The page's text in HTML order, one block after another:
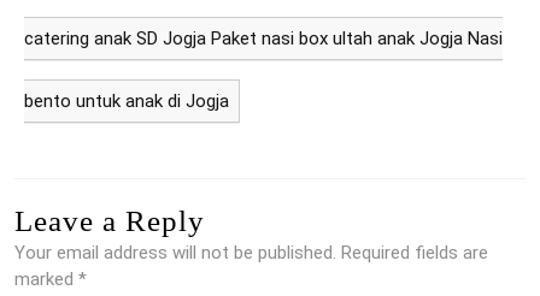
catering anak SD Jogja Paket nasi box ultah anak Jogja Nasi
bento untuk anak di Jogja
Leave a Reply
Your email address will not be published. Required fields are
marked *